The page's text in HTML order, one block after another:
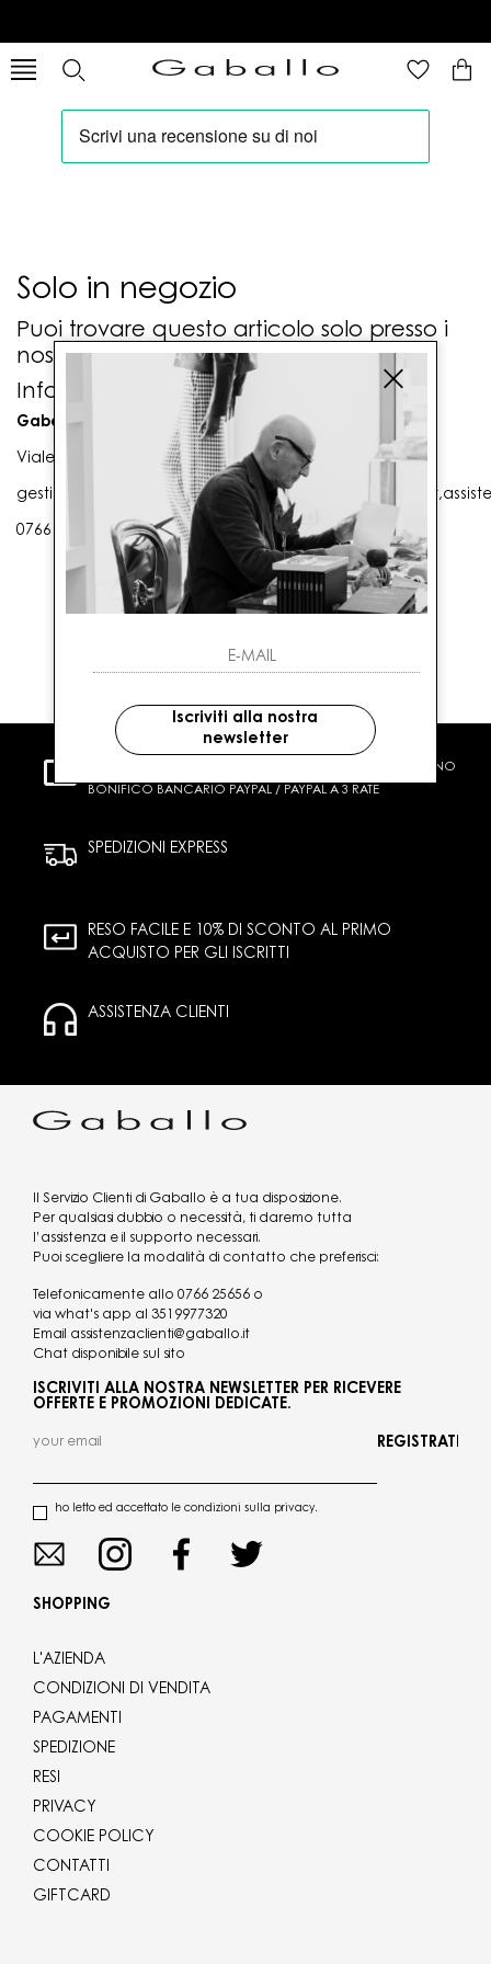
Solo in negozio
Puoi trovare questo articolo solo presso i
nostri punti vendita:
Info contatti
Gaballo Mario srl
Viale G. Matteotti n. 23 00053 Civitavecchia (RM)
0766 25656
CARTA DI CREDITO CONTRASSEGNO
BONIFICO BANCARIO PAYPAL / PAYPAL A 3 RATE
SPEDIZIONI EXPRESS
RESO FACILE E 10% DI SCONTO AL PRIMO
ACQUISTO PER GLI ISCRITTI
ASSISTENZA CLIENTI
Il Servizio Clienti di Gaballo è a tua disposizione.
Per qualsiasi dubbio o necessità, ti daremo tutta
l’assistenza e il supporto necessari.
Puoi scegliere la modalità di contatto che preferisci:
Telefonicamente allo 0766 25656 o
via what's app al 3519977320
Email assistenzaclienti@gaballo.it
Chat disponibile sul sito
ISCRIVITI ALLA NOSTRA NEWSLETTER PER RICEVERE
OFFERTE E PROMOZIONI DEDICATE.
ho letto ed accettato le condizioni sulla privacy.
REGISTRATI
SHOPPING
L'AZIENDA
CONDIZIONI DI VENDITA
PAGAMENTI
SPEDIZIONE
RESI
PRIVACY
COOKIE POLICY
CONTATTI
GIFTCARD
Iscriviti alla nostra
newsletter